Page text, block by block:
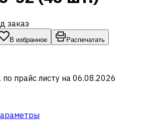
заказ
В избранное Распечатать
прайс листу на 06.08.2026